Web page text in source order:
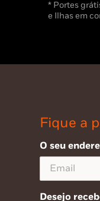
* Portes
e Ilhas em
Fique a
O seu
Desejo